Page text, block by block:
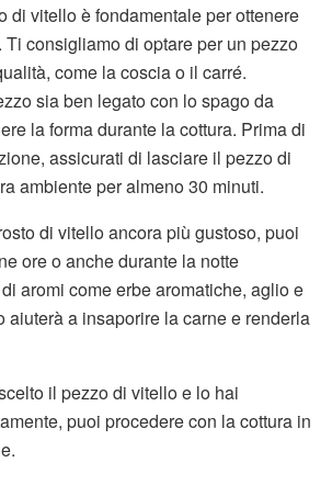
di vitello è fondamentale per ottenere
Ti consigliamo di optare per un pezzo
come la coscia o il carré.
sia ben legato con lo spago da
la forma durante la cottura. Prima di
assicurati di lasciare il pezzo di
ambiente per almeno 30 minuti.
di vitello ancora più gustoso, puoi
ore o anche durante la notte
aromi come erbe aromatiche, aglio e
aiuterà a insaporire la carne e renderla
il pezzo di vitello e lo hai
puoi procedere con la cottura in